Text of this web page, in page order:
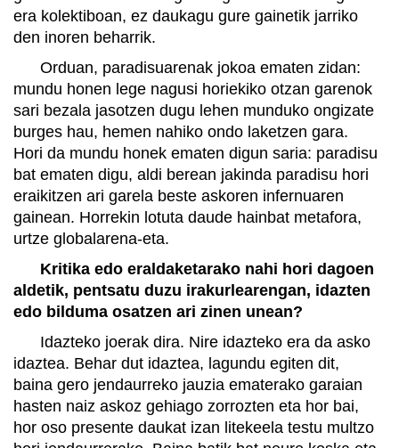
era kolektiboan, ez daukagu gure gainetik jarriko
den inoren beharrik.
Orduan, paradisuarenak jokoa ematen zidan:
mundu honen lege nagusi horiekiko otzan garenok
sari bezala jasotzen dugu lehen munduko ongizate
burges hau, hemen nahiko ondo laketzen gara.
Hori da mundu honek ematen digun saria: paradisu
bat ematen digu, aldi berean jakinda paradisu hori
eraikitzen ari garela beste askoren infernuaren
gainean. Horrekin lotuta daude hainbat metafora,
urtze globalarena-eta.
Kritika edo eraldaketarako nahi hori dagoen
aldetik, pentsatu duzu irakurlearengan, idazten
edo bilduma osatzen ari zinen unean?
Idazteko joerak dira. Nire idazteko era da asko
idaztea. Behar dut idaztea, lagundu egiten dit,
baina gero jendaurreko jauzia ematerako garaian
hasten naiz askoz gehiago zorrozten eta hor bai,
hor oso presente daukat izan litekeela testu multzo